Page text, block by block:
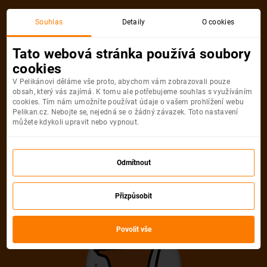
Detail pobytu
Ups! Tento pobyt
nelze najít
Pelikán se velmi snažil, ale uvedenou
nabídku neumí najít. Možná, že je
zastaralá nebo uvedená URL adresa není
správná.
Souhlas Detaily O cookies
Tato webová stránka používá soubory
cookies
V Pelikánovi děláme vše proto, abychom vám zobrazovali pouze
obsah, který vás zajímá. K tomu ale potřebujeme souhlas s využíváním
cookies. Tím nám umožníte používat údaje o vašem prohlížení webu
Pelikan.cz. Nebojte se, nejedná se o žádný závazek. Toto nastavení
můžete kdykoli upravit nebo vypnout.
Odmítnout
Přizpůsobit
Povolit vše